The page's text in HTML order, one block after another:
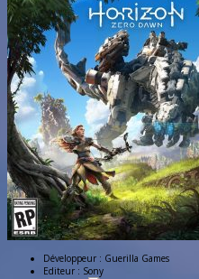
Développeur : Guerilla Games
Editeur : Sony